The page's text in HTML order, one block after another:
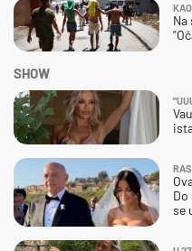
SHOW
se